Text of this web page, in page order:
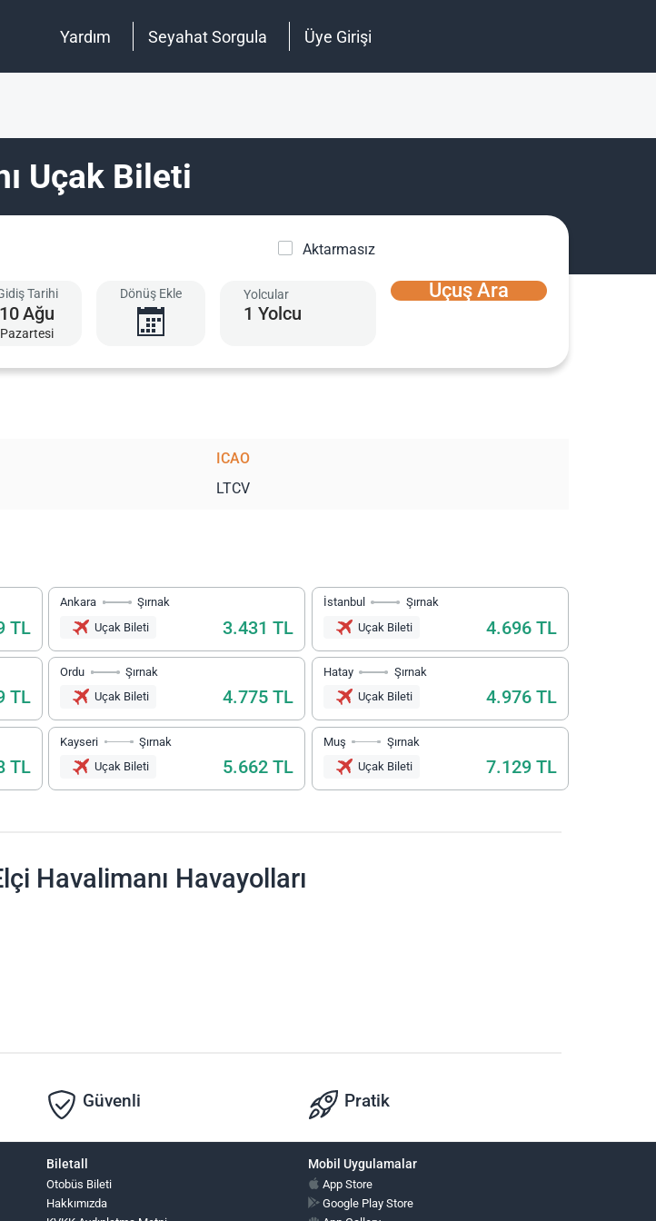
Yardım Seyahat Sorgula Üye Girişi
Uçak Bileti
Aktarmasız
Tarihi
10Ağu
Pazartesi
Dönüş Ekle Yolcular
1 Yolcu
Uçuş Ara
ICAO
LTCV
TL
Ankara
Şırnak
Uçak Bileti
3.431 TL
İstanbul
Şırnak
Uçak Bileti
4.696 TL
TL
Ordu
Şırnak
Uçak Bileti
4.775 TL
Hatay
Şırnak
Uçak Bileti
4.976 TL
TL
Kayseri
Şırnak
Uçak Bileti
5.662 TL
Muş
Şırnak
Uçak Bileti
7.129 TL
Havalimanı Havayolları
Güvenli Pratik
Biletall
Otobüs Bileti
Hakkımızda
Mobil Uygulamalar
App Store
Google Play Store